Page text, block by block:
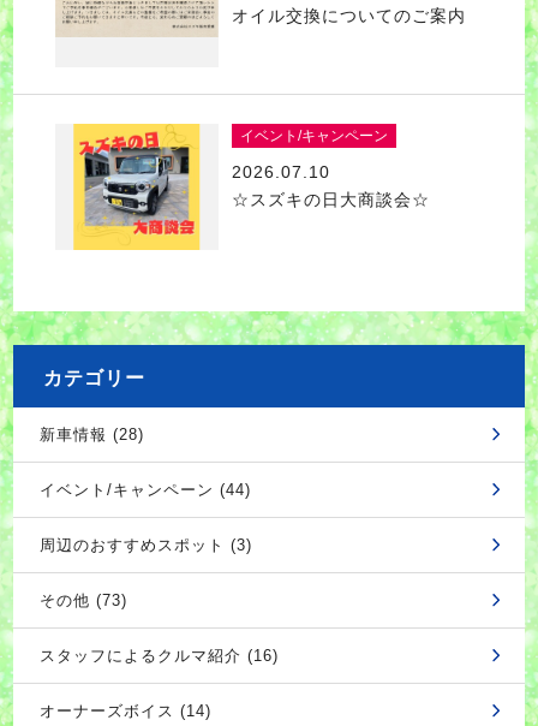
オイル交換についてのご案内
イベント/キャンペーン
2026.07.10
☆スズキの日大商談会☆
カテゴリー
新車情報 (28)
イベント/キャンペーン (44)
周辺のおすすめスポット (3)
その他 (73)
スタッフによるクルマ紹介 (16)
オーナーズボイス (14)